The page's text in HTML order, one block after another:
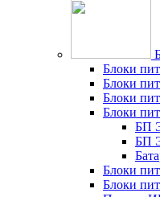
Блоки
Блоки
Блоки
Блоки
БП
БП
Блоки
Блоки